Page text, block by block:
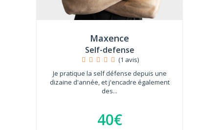
Maxence
Self-defense
(1 avis)
Je pratique la self défense depuis une
dizaine d'année, et j'encadre également
des...
40€